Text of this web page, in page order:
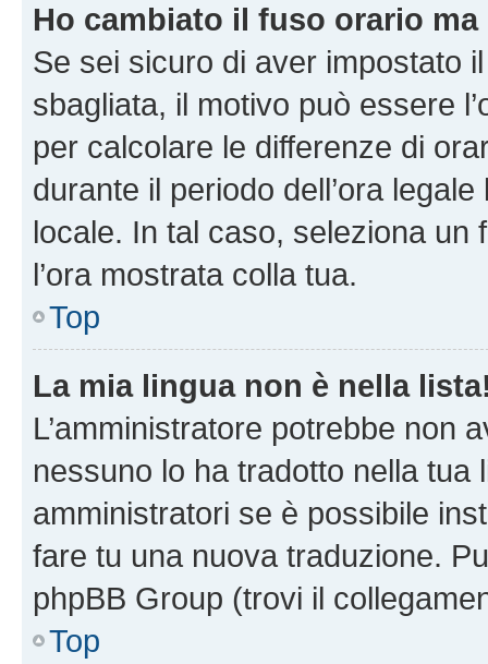
Ho cambiato il fuso orario ma
Se sei sicuro di aver impostato
sbagliata, il motivo può essere
per calcolare le differenze di
durante il periodo dell’ora
locale. In tal caso, seleziona
l’ora mostrata colla tua.
Top
La mia lingua non è nella
L’amministratore potrebbe non
nessuno lo ha tradotto nella tua
amministratori se è possibile
fare tu una nuova traduzione.
phpBB Group (trovi il
Top